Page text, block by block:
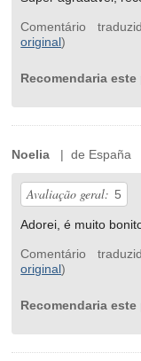
Comentário
original)
Recomendaria
Noelia | de España
Avaliação geral: 5
Adorei, é muito
Comentário
original)
Recomendaria